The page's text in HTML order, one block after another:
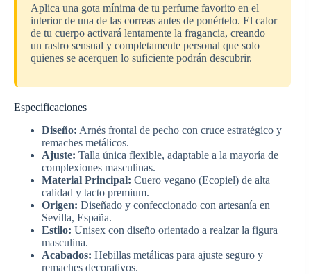
Aplica una gota mínima de tu perfume favorito en el
interior de una de las correas antes de ponértelo. El calor
de tu cuerpo activará lentamente la fragancia, creando
un rastro sensual y completamente personal que solo
quienes se acerquen lo suficiente podrán descubrir.
Especificaciones
Diseño: Arnés frontal de pecho con cruce estratégico y
remaches metálicos.
Ajuste: Talla única flexible, adaptable a la mayoría de
complexiones masculinas.
Material Principal: Cuero vegano (Ecopiel) de alta
calidad y tacto premium.
Origen: Diseñado y confeccionado con artesanía en
Sevilla, España.
Estilo: Unisex con diseño orientado a realzar la figura
masculina.
Acabados: Hebillas metálicas para ajuste seguro y
remaches decorativos.